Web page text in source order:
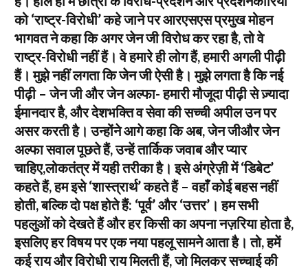
को ‘राष्ट्र-विरोधी’ कहे जाने पर आरएसएस प्रमुख मोहन
भागवत ने कहा कि अगर जेन जी विरोध कर रहा है, तो वे
राष्ट्र-विरोधी नहीं हैं। वे हमारे ही लोग हैं, हमारी अगली पीढ़ी
हैं। मुझे नहीं लगता कि जेन जी ऐसी है। मुझे लगता है कि नई
पीढ़ी – जेन जी और जेन अल्फा- हमारी मौजूदा पीढ़ी से ज़्यादा
ईमानदार है, और देशभक्ति व सेवा की सच्ची अपील उन पर
असर करती है। उन्होंने आगे कहा कि अब, जेन जीऔर जेन
अल्फा सवाल पूछते हैं, उन्हें तार्किक जवाब और प्यार
चाहिए,लोकतंत्र में यही तरीका है। इसे अंग्रेज़ी में ‘डिबेट’
कहते हैं, हम इसे ‘शास्त्रार्थ’ कहते हैं – वहाँ कोई बहस नहीं
होती, बल्कि दो पक्ष होते हैं: ‘पूर्व’ और ‘उत्तर’। हम सभी
पहलुओं को देखते हैं और हर किसी का अपना नज़रिया होता है,
इसलिए हर विषय पर एक नया पहलू सामने आता है। तो, हमें
कई राय और विरोधी राय मिलती हैं, जो मिलकर सच्चाई की